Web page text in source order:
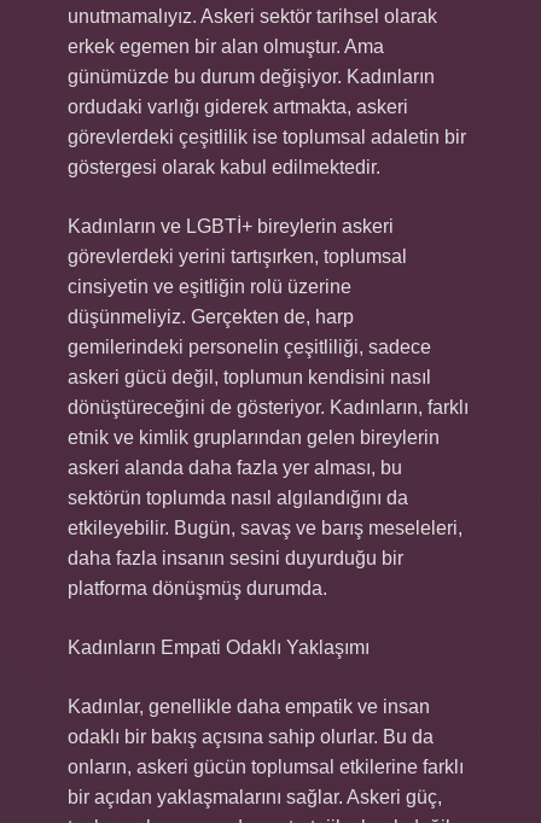
unutmamalıyız. Askeri sektör tarihsel olarak
erkek egemen bir alan olmuştur. Ama
günümüzde bu durum değişiyor. Kadınların
ordudaki varlığı giderek artmakta, askeri
görevlerdeki çeşitlilik ise toplumsal adaletin bir
göstergesi olarak kabul edilmektedir.
Kadınların ve LGBTİ+ bireylerin askeri
görevlerdeki yerini tartışırken, toplumsal
cinsiyetin ve eşitliğin rolü üzerine
düşünmeliyiz. Gerçekten de, harp
gemilerindeki personelin çeşitliliği, sadece
askeri gücü değil, toplumun kendisini nasıl
dönüştüreceğini de gösteriyor. Kadınların, farklı
etnik ve kimlik gruplarından gelen bireylerin
askeri alanda daha fazla yer alması, bu
sektörün toplumda nasıl algılandığını da
etkileyebilir. Bugün, savaş ve barış meseleleri,
daha fazla insanın sesini duyurduğu bir
platforma dönüşmüş durumda.
Kadınların Empati Odaklı Yaklaşımı
Kadınlar, genellikle daha empatik ve insan
odaklı bir bakış açısına sahip olurlar. Bu da
onların, askeri gücün toplumsal etkilerine farklı
bir açıdan yaklaşmalarını sağlar. Askeri güç,